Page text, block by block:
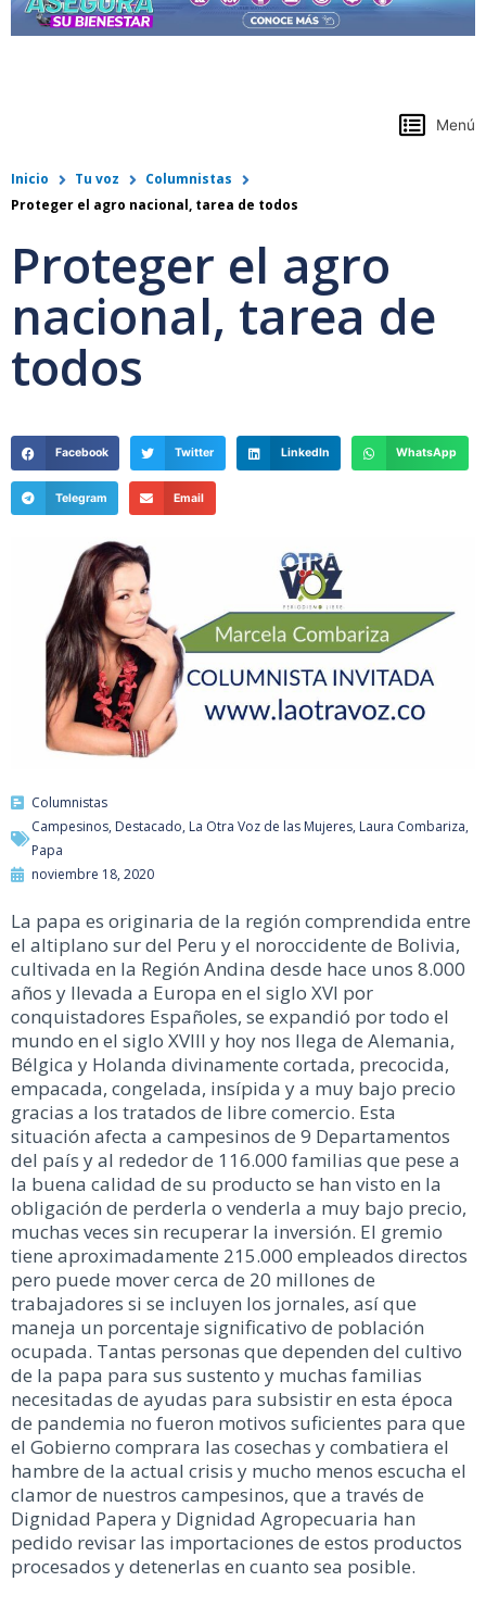
Menú
Inicio Tu voz
Columnistas
Proteger el agro nacional, tarea de todos
Proteger el agro
nacional, tarea de
todos
Facebook Twitter LinkedIn WhatsApp
Telegram Email
Columnistas
Campesinos, Destacado, La Otra Voz de las Mujeres, Laura Combariza,
Papa
noviembre 18, 2020
La papa es originaria de la región comprendida entre
el altiplano sur del Peru y el noroccidente de Bolivia,
cultivada en la Región Andina desde hace unos 8.000
años y llevada a Europa en el siglo XVI por
conquistadores Españoles, se expandió por todo el
mundo en el siglo XVIII y hoy nos llega de Alemania,
Bélgica y Holanda divinamente cortada, precocida,
empacada, congelada, insípida y a muy bajo precio
gracias a los tratados de libre comercio. Esta
situación afecta a campesinos de 9 Departamentos
del país y al rededor de 116.000 familias que pese a
la buena calidad de su producto se han visto en la
obligación de perderla o venderla a muy bajo precio,
muchas veces sin recuperar la inversión. El gremio
tiene aproximadamente 215.000 empleados directos
pero puede mover cerca de 20 millones de
trabajadores si se incluyen los jornales, así que
maneja un porcentaje significativo de población
ocupada. Tantas personas que dependen del cultivo
de la papa para sus sustento y muchas familias
necesitadas de ayudas para subsistir en esta época
de pandemia no fueron motivos suficientes para que
el Gobierno comprara las cosechas y combatiera el
hambre de la actual crisis y mucho menos escucha el
clamor de nuestros campesinos, que a través de
Dignidad Papera y Dignidad Agropecuaria han
pedido revisar las importaciones de estos productos
procesados y detenerlas en cuanto sea posible.